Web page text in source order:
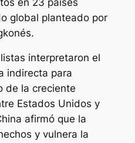
global planteado por
interpretaron el
indirecta para
de la creciente
Estados Unidos y
afirmó que la
y vulnera la